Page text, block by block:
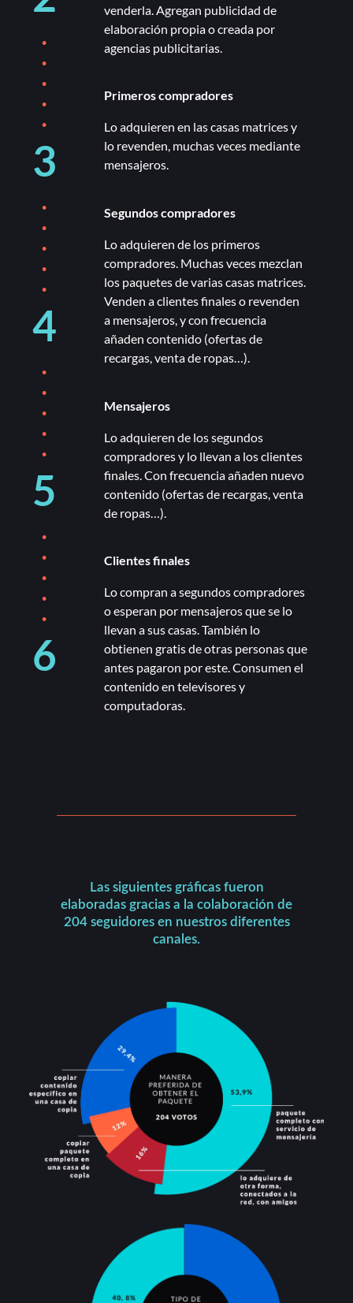
.
.
.
.
.
3
.
.
.
.
.
4
.
.
.
.
.
5
.
.
.
.
.
6
venderla. Agregan publicidad de
elaboración propia o creada por
agencias publicitarias.
Primeros compradores
Lo adquieren en las casas matrices y
lo revenden, muchas veces mediante
mensajeros.
Segundos compradores
Lo adquieren de los primeros
compradores. Muchas veces mezclan
los paquetes de varias casas matrices.
Venden a clientes finales o revenden
a mensajeros, y con frecuencia
añaden contenido (ofertas de
recargas, venta de ropas…).
Mensajeros
Lo adquieren de los segundos
compradores y lo llevan a los clientes
finales. Con frecuencia añaden nuevo
contenido (ofertas de recargas, venta
de ropas…).
Clientes finales
Lo compran a segundos compradores
o esperan por mensajeros que se lo
llevan a sus casas. También lo
obtienen gratis de otras personas que
antes pagaron por este. Consumen el
contenido en televisores y
computadoras.
Las siguientes gráficas fueron
elaboradas gracias a la colaboración de
204 seguidores en nuestros diferentes
canales.